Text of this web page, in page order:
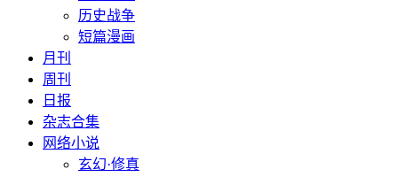
历史战争
短篇漫画
月刊
周刊
日报
杂志合集
网络小说
玄幻·修真